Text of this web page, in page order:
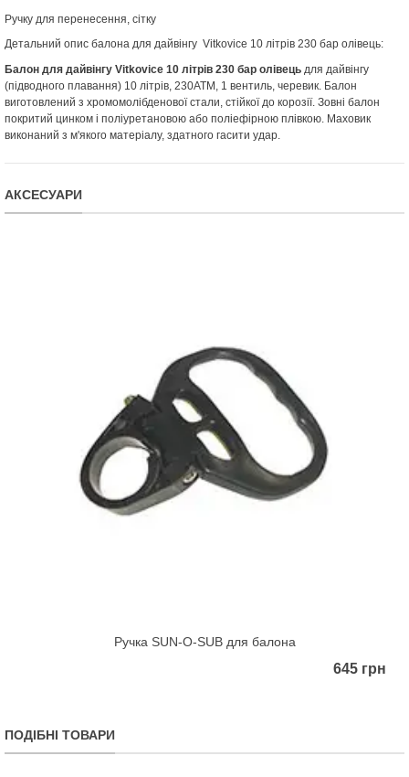
Ручку для перенесення, сітку
Детальний опис балона для дайвінгу Vitkovice 10 літрів 230 бар олівець:
Балон для дайвінгу Vitkovice 10 літрів 230 бар олівець для дайвінгу
(підводного плавання) 10 літрів, 230АТМ, 1 вентиль, черевик. Балон
виготовлений з хромомолібденової стали, стійкої до корозії. Зовні балон
покритий цинком і поліуретановою або поліефірною плівкою. Маховик
виконаний з м'якого матеріалу, здатного гасити удар.
АКСЕСУАРИ
Ручка SUN-O-SUB для балона
645 грн
ПОДІБНІ ТОВАРИ